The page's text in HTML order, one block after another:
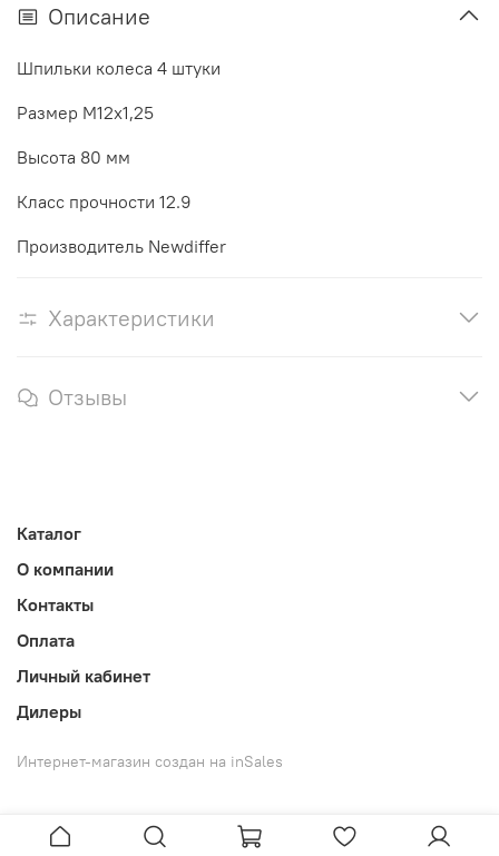
Описание
Шпильки колеса 4 штуки
Размер М12х1,25
Высота 80 мм
Класс прочности 12.9
Производитель Newdiffer
Характеристики
Отзывы
Каталог
О компании
Контакты
Оплата
Личный кабинет
Дилеры
Интернет-магазин создан на inSales